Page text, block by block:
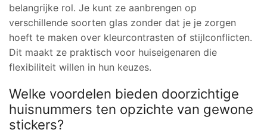
belangrijke rol. Je kunt ze aanbrengen op
verschillende soorten glas zonder dat je je zorgen
hoeft te maken over kleurcontrasten of stijlconflicten.
Dit maakt ze praktisch voor huiseigenaren die
flexibiliteit willen in hun keuzes.
Welke voordelen bieden doorzichtige
huisnummers ten opzichte van gewone
stickers?